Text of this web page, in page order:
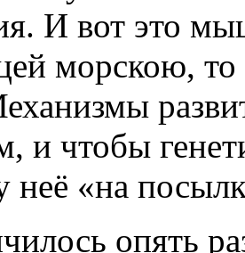
И вот это
морскою, то
и чтобы
неё «на
опять